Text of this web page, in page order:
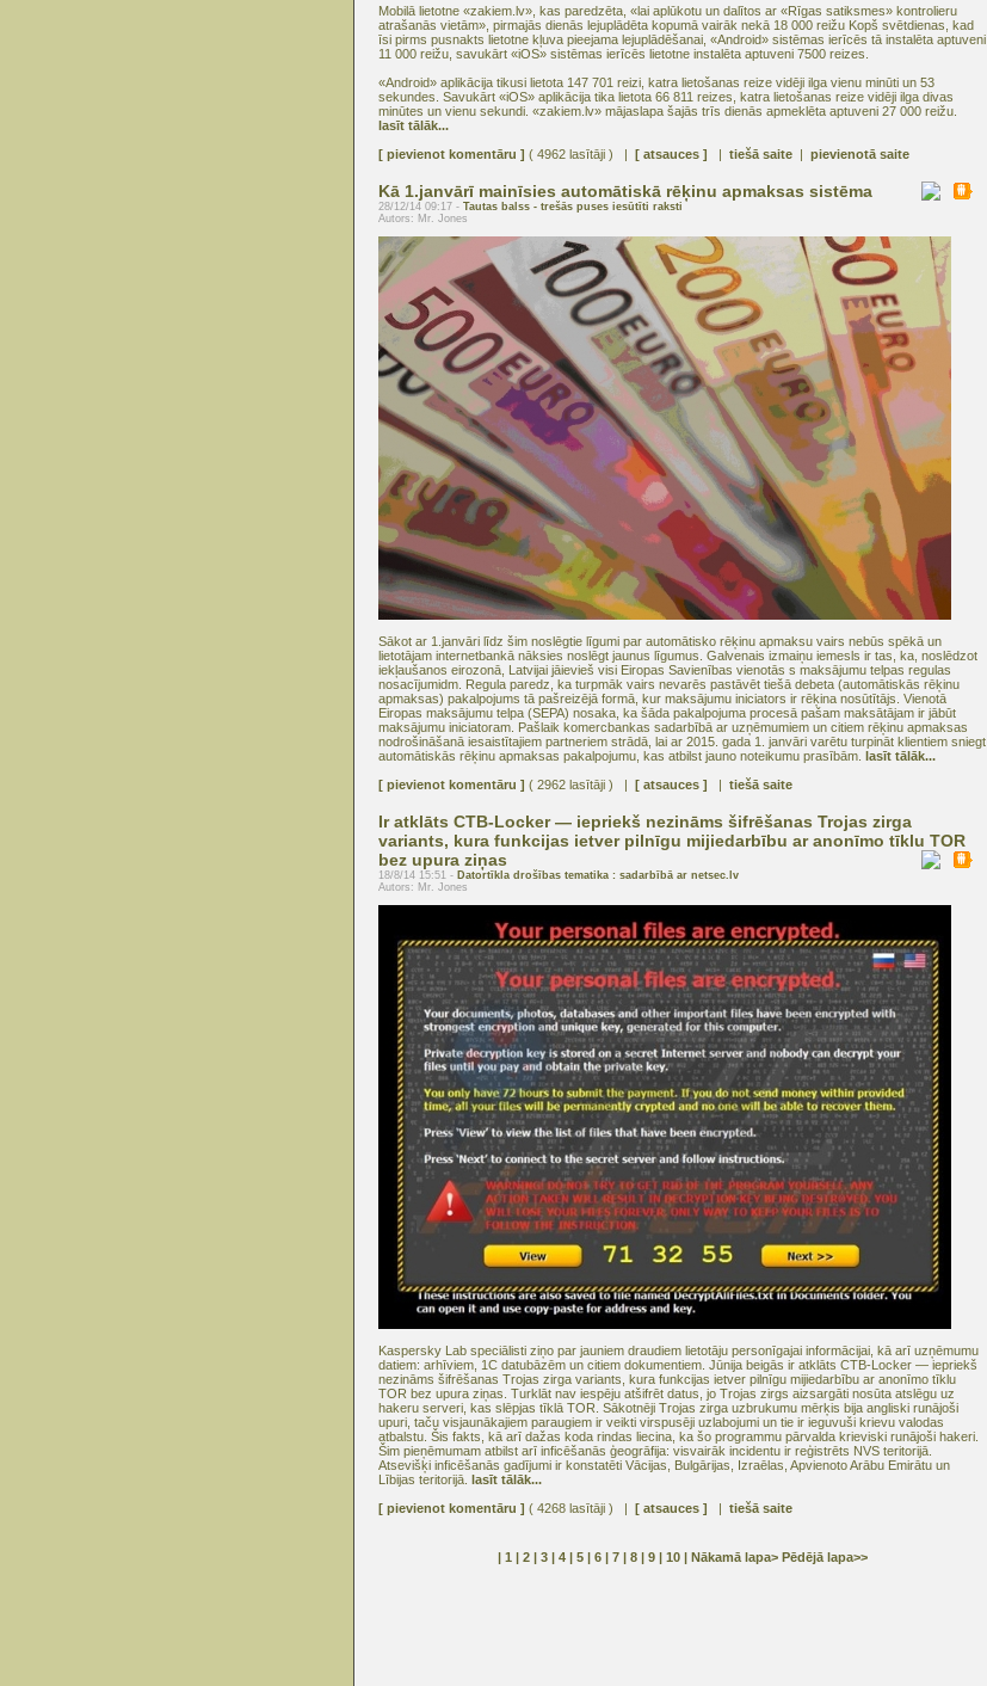
Mobilā lietotne «zakiem.lv», kas paredzēta, «lai aplūkotu un dalītos ar «Rīgas satiksmes» kontrolieru
atrašanās vietām», pirmajās dienās lejuplādēta kopumā vairāk nekā 18 000 reižu Kopš svētdienas, kad
īsi pirms pusnakts lietotne kļuva pieejama lejuplādēšanai, «Android» sistēmas ierīcēs tā instalēta aptuveni
11 000 reižu, savukārt «iOS» sistēmas ierīcēs lietotne instalēta aptuveni 7500 reizes.
«Android» aplikācija tikusi lietota 147 701 reizi, katra lietošanas reize vidēji ilga vienu minūti un 53
sekundes. Savukārt «iOS» aplikācija tika lietota 66 811 reizes, katra lietošanas reize vidēji ilga divas
minūtes un vienu sekundi. «zakiem.lv» mājaslapa šajās trīs dienās apmeklēta aptuveni 27 000 reižu.
lasīt tālāk...
[ pievienot komentāru ] ( 4962 lasītāji ) | [ atsauces ] | tiešā saite | pievienotā saite
Kā 1.janvārī mainīsies automātiskā rēķinu apmaksas sistēma
28/12/14 09:17 - Tautas balss - trešās puses iesūtīti raksti
Autors: Mr. Jones
Sākot ar 1.janvāri līdz šim noslēgtie līgumi par automātisko rēķinu apmaksu vairs nebūs spēkā un
lietotājam internetbankā nāksies noslēgt jaunus līgumus. Galvenais izmaiņu iemesls ir tas, ka, noslēdzot
iekļaušanos eirozonā, Latvijai jāievieš visi Eiropas Savienības vienotās s maksājumu telpas regulas
nosacījumidm. Regula paredz, ka turpmāk vairs nevarēs pastāvēt tiešā debeta (automātiskās rēķinu
apmaksas) pakalpojums tā pašreizējā formā, kur maksājumu iniciators ir rēķina nosūtītājs. Vienotā
Eiropas maksājumu telpa (SEPA) nosaka, ka šāda pakalpojuma procesā pašam maksātājam ir jābūt
maksājumu iniciatoram. Pašlaik komercbankas sadarbībā ar uzņēmumiem un citiem rēķinu apmaksas
nodrošināšanā iesaistītajiem partneriem strādā, lai ar 2015. gada 1. janvāri varētu turpināt klientiem sniegt
automātiskās rēķinu apmaksas pakalpojumu, kas atbilst jauno noteikumu prasībām. lasīt tālāk...
[ pievienot komentāru ] ( 2962 lasītāji ) | [ atsauces ] | tiešā saite
Ir atklāts CTB-Locker — iepriekš nezināms šifrēšanas Trojas zirga
variants, kura funkcijas ietver pilnīgu mijiedarbību ar anonīmo tīklu TOR
bez upura ziņas
18/8/14 15:51 - Datortīkla drošības tematika : sadarbībā ar netsec.lv
Autors: Mr. Jones
Kaspersky Lab speciālisti ziņo par jauniem draudiem lietotāju personīgajai informācijai, kā arī uzņēmumu
datiem: arhīviem, 1C datubāzēm un citiem dokumentiem. Jūnija beigās ir atklāts CTB-Locker — iepriekš
nezināms šifrēšanas Trojas zirga variants, kura funkcijas ietver pilnīgu mijiedarbību ar anonīmo tīklu
TOR bez upura ziņas. Turklāt nav iespēju atšifrēt datus, jo Trojas zirgs aizsargāti nosūta atslēgu uz
hakeru serveri, kas slēpjas tīklā TOR. Sākotnēji Trojas zirga uzbrukumu mērķis bija angliski runājoši
upuri, taču visjaunākajiem paraugiem ir veikti virspusēji uzlabojumi un tie ir ieguvuši krievu valodas
atbalstu. Šis fakts, kā arī dažas koda rindas liecina, ka šo programmu pārvalda krieviski runājoši hakeri.
Šim pieņēmumam atbilst arī inficēšanās ģeogrāfija: visvairāk incidentu ir reģistrēts NVS teritorijā.
Atsevišķi inficēšanās gadījumi ir konstatēti Vācijas, Bulgārijas, Izraēlas, Apvienoto Arābu Emirātu un
Lībijas teritorijā. lasīt tālāk...
[ pievienot komentāru ] ( 4268 lasītāji ) | [ atsauces ] | tiešā saite
| 1 | 2| 3| 4| 5| 6| 7| 8| 9| 10| Nākamā lapa> Pēdējā lapa>>